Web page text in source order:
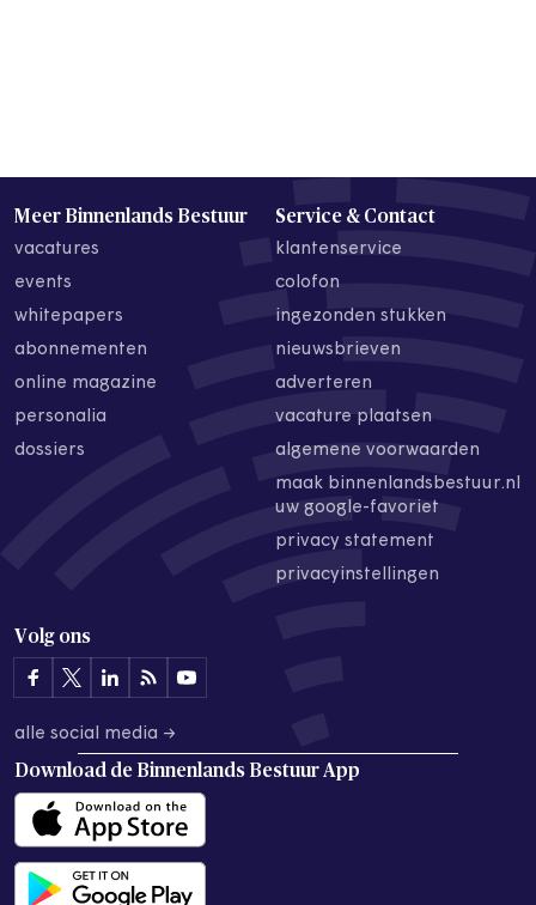
Meer Binnenlands Bestuur
vacatures
events
whitepapers
abonnementen
online magazine
personalia
dossiers
Service & Contact
klantenservice
colofon
ingezonden stukken
nieuwsbrieven
adverteren
vacature plaatsen
algemene voorwaarden
maak binnenlandsbestuur.nl
uw google-favoriet
privacy statement
privacyinstellingen
Volg ons
alle social media →
Download de Binnenlands Bestuur App